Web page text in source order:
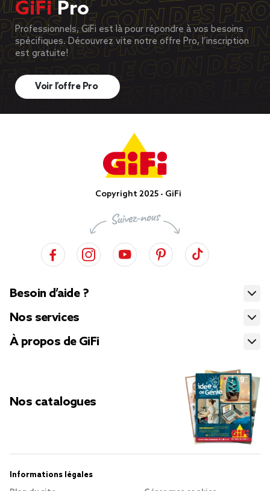
GiFiPro
Professionnels, GiFi est là pour répondre à vos besoins
spécifiques. Découvrez vite notre offre Pro, l’inscription
est gratuite!
Voir l’offre Pro
Copyright 2025 - GiFi
Besoin d’aide ?
Nos services
À propos de GiFi
Nos catalogues
Informations légales